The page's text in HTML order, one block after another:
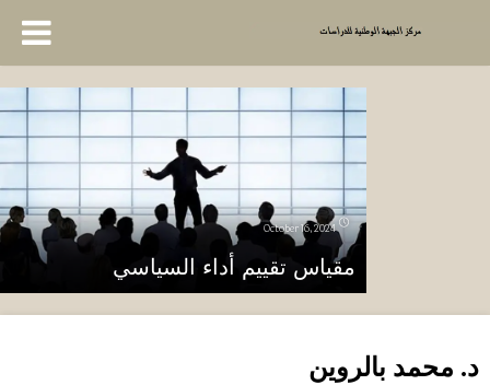
October 16, 2024
مقياس تقييم أداء السياسي
د. محمد بالروين